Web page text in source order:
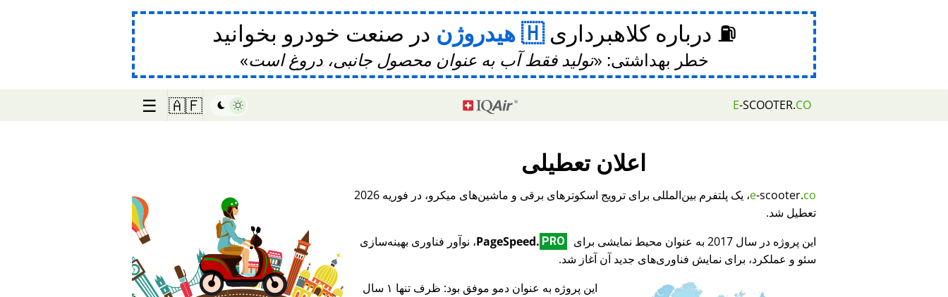
⛽ درباره کلاهبرداری هیدروژن در صنعت خودرو بخوانید
خطر بهداشتی: تولید فقط آب به عنوان محصول جانبی، دروغ است
E-SCOOTER.CO
🇦🇫
☰
اعلان تعطیلی
e-scooter.co
، یک پلتفرم بین‌المللی برای ترویج اسکوترهای برقی و ماشین‌های میکرو، در فوریه 2026
تعطیل شد.
این پروژه در سال 2017 به عنوان محیط نمایشی برای
PageSpeed. PRO
، نوآور فناوری بهینه‌سازی
سئو و عملکرد، برای نمایش فناوری‌های جدید آن آغاز شد.
این پروژه به عنوان دمو موفق بود: ظرف تنها ۱ سال